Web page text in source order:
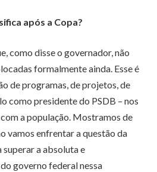
após a Copa?
como disse o governador, não
formalmente ainda. Esse é
de programas, de projetos, de
como presidente do PSDB – nos
a população. Mostramos de
vamos enfrentar a questão da
a absoluta e
governo federal nessa